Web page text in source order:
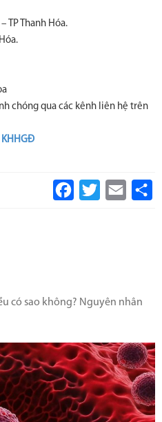
TP Thanh Hóa.
chóng qua các kênh liên hệ trên
KHHGĐ
Facebook
Twitter Email
có sao không? Nguyên nhân